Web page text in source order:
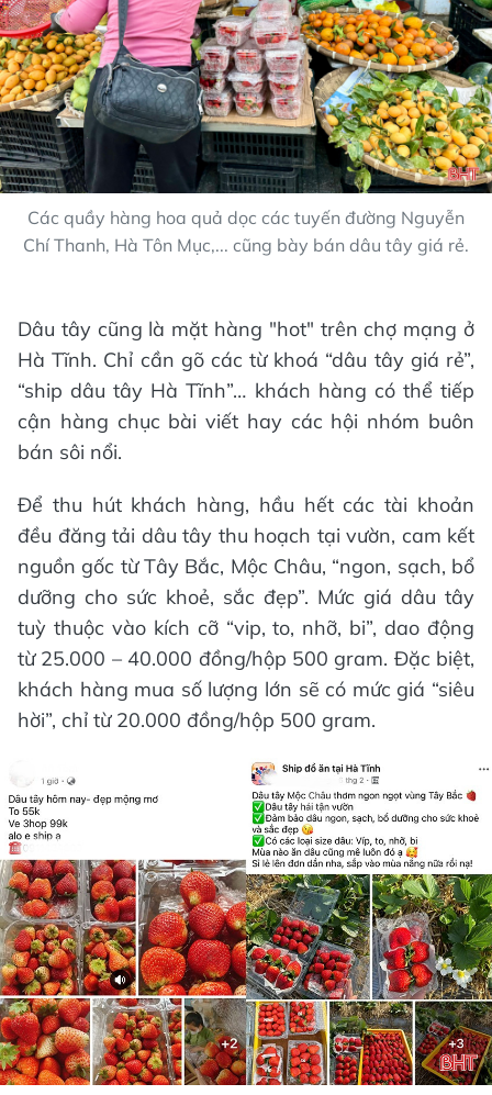
Các quầy hàng hoa quả dọc các tuyến đường Nguyễn
Chí Thanh, Hà Tôn Mục,... cũng bày bán dâu tây giá rẻ.
Dâu tây cũng là mặt hàng "hot" trên chợ mạng ở
Hà Tĩnh. Chỉ cần gõ các từ khoá “dâu tây giá rẻ”,
“ship dâu tây Hà Tĩnh”… khách hàng có thể tiếp
cận hàng chục bài viết hay các hội nhóm buôn
bán sôi nổi.
Để thu hút khách hàng, hầu hết các tài khoản
đều đăng tải dâu tây thu hoạch tại vườn, cam kết
nguồn gốc từ Tây Bắc, Mộc Châu, “ngon, sạch, bổ
dưỡng cho sức khoẻ, sắc đẹp”. Mức giá dâu tây
tuỳ thuộc vào kích cỡ “vip, to, nhỡ, bi”, dao động
từ 25.000 – 40.000 đồng/hộp 500 gram. Đặc biệt,
khách hàng mua số lượng lớn sẽ có mức giá “siêu
hời”, chỉ từ 20.000 đồng/hộp 500 gram.